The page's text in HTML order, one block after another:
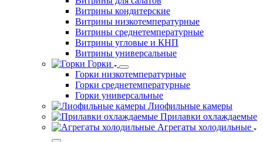
Витрины кондитерские
Витрины низкотемпературные
Витрины среднетемпературные
Витрины угловые и КНП
Витрины универсальные
Горки
Горки низкотемпературные
Горки среднетемпературные
Горки универсальные
Лиофильные камеры
Прилавки охлаждаемые
Агрегаты холодильные